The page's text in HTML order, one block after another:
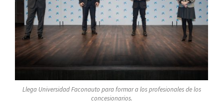
Llega Universidad Faconauto para formar a los profesionales de los
concesionarios.